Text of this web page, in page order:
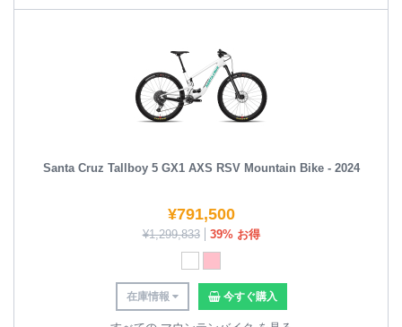
Santa Cruz Tallboy 5 GX1 AXS RSV Mountain Bike - 2024
¥791,500
¥1,299,833 39% お得
在庫情報 今すぐ購入